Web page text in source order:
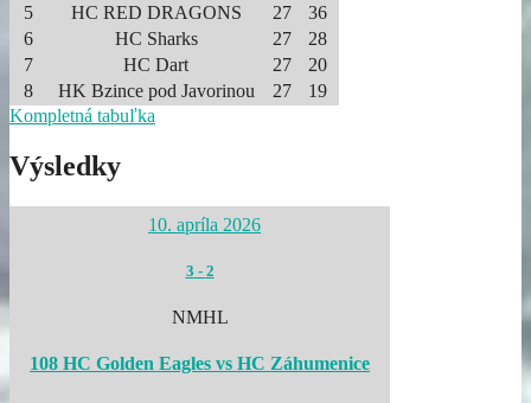
5
HC RED DRAGONS 27
36
6
HC Sharks 27
28
7
HC Dart 27
20
8
HK Bzince pod Javorinou 27
19
Kompletná tabuľka
Výsledky
10. apríla 2026
3 - 2
NMHL
108 HC Golden Eagles vs HC Záhumenice